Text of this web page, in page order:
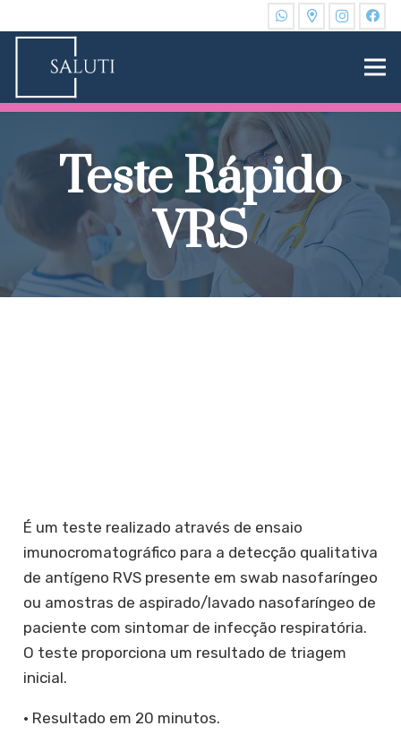
Teste Rápido
VRS
É um teste realizado através de ensaio
imunocromatográfico para a detecção qualitativa
de antígeno RVS presente em swab nasofaríngeo
ou amostras de aspirado/lavado nasofaríngeo de
paciente com sintomar de infecção respiratória.
O teste proporciona um resultado de triagem
inicial.
•⁠ ⁠Resultado em 20 minutos.